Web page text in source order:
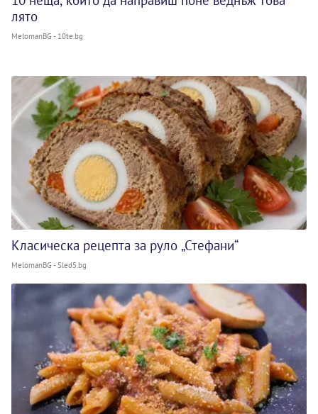
лято
MelomanBG - 10te.bg
Класическа рецепта за руло „Стефани“
MelomanBG - Sled5.bg